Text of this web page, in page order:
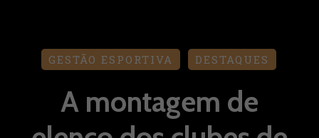
GESTÃO ESPORTIVA DESTAQUES
A montagem de